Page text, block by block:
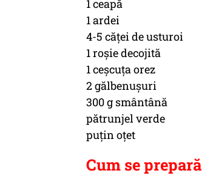
1 ceapă
1 ardei
4-5 căţei de usturoi
1 roşie decojită
1 ceşcuţa orez
2 gălbenuşuri
300 g smântână
pătrunjel verde
puţin oţet
Cum se prepară